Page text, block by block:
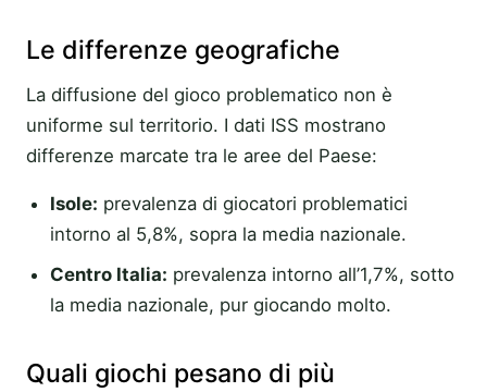
Le differenze geografiche
La diffusione del gioco problematico non è
uniforme sul territorio. I dati ISS mostrano
differenze marcate tra le aree del Paese:
Isole: prevalenza di giocatori problematici
intorno al 5,8%, sopra la media nazionale.
Centro Italia: prevalenza intorno all’1,7%, sotto
la media nazionale, pur giocando molto.
Quali giochi pesano di più